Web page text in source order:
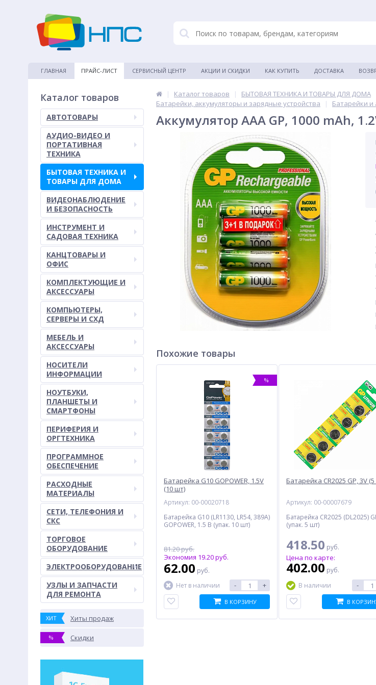
ГЛАВНАЯ ПРАЙС-ЛИСТ СЕРВИСНЫЙ ЦЕНТР АКЦИИ И СКИДКИ КАК КУПИТЬ ДОСТАВКА
Каталог товаров
АВТОТОВАРЫ
АУДИО-ВИДЕО И
ПОРТАТИВНАЯ
ТЕХНИКА
БЫТОВАЯ ТЕХНИКА И
ТОВАРЫ ДЛЯ ДОМА
ВИДЕОНАБЛЮДЕНИЕ
И БЕЗОПАСНОСТЬ
ИНСТРУМЕНТ И
САДОВАЯ ТЕХНИКА
КАНЦТОВАРЫ И
ОФИС
КОМПЛЕКТУЮЩИЕ И
АКСЕССУАРЫ
КОМПЬЮТЕРЫ,
СЕРВЕРЫ И СХД
МЕБЕЛЬ И
АКСЕССУАРЫ
НОСИТЕЛИ
ИНФОРМАЦИИ
НОУТБУКИ,
ПЛАНШЕТЫ И
СМАРТФОНЫ
ПЕРИФЕРИЯ И
ОРГТЕХНИКА
ПРОГРАММНОЕ
ОБЕСПЕЧЕНИЕ
РАСХОДНЫЕ
МАТЕРИАЛЫ
СЕТИ, ТЕЛЕФОНИЯ И
СКС
ТОРГОВОЕ
ОБОРУДОВАНИЕ
ЭЛЕКТРООБОРУДОВАНИЕ
УЗЛЫ И ЗАПЧАСТИ
ДЛЯ РЕМОНТА
ХИТ Хиты продаж
% Скидки
| Каталог товаров | БЫТОВАЯ ТЕХНИКА И ТОВАРЫ ДЛЯ ДОМА
Батарейки, аккумуляторы и зарядные устройства
| Батарейки и
Аккумулятор AAA GP, 1000 mAh,
Похожие товары
%
Батарейка G10 GOPOWER, 1.5V
(10 шт)
Артикул: 00-00020718
Батарейка G10 (LR1130, LR54, 389A)
GOPOWER, 1.5 В (упак. 10 шт)
81.20 руб.
Экономия 19.20 руб.
62.00 руб.
Нет в наличии
- +
В КОРЗИНУ
Батарейка CR2025 GP, 3V
Артикул: 00-00007679
Батарейка CR2025 (DL2025)
(упак. 5 шт)
418.50 руб.
Цена по карте:
402.00 руб.
В наличии
-
В